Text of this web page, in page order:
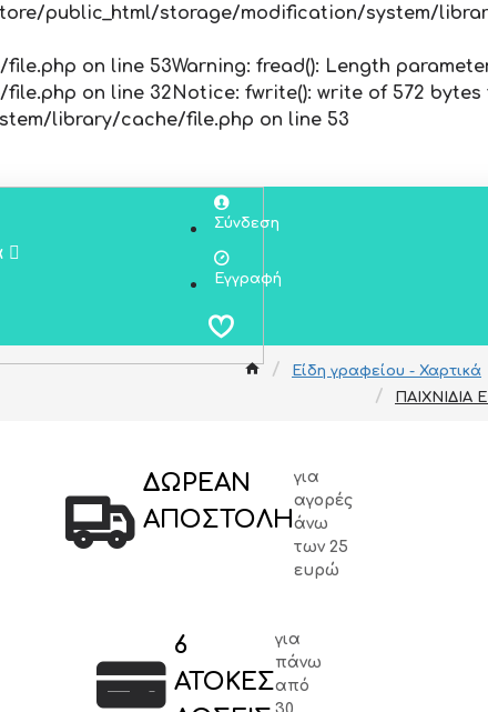
public_html/storage/modification/system/
file.php on line 53Warning: fread(): Length
file.php on line 32Notice: fwrite(): write of 572
library/cache/file.php on line 53
Σύνδεση
Εγγραφή
Είδη γραφείου - Χαρτικά
ΔΩΡΕΑΝ
ΑΠΟΣΤΟΛΗ
για
αγορές
άνω
των 25
ευρώ
6
ΆΤΟΚΕΣ
για
πάνω
από